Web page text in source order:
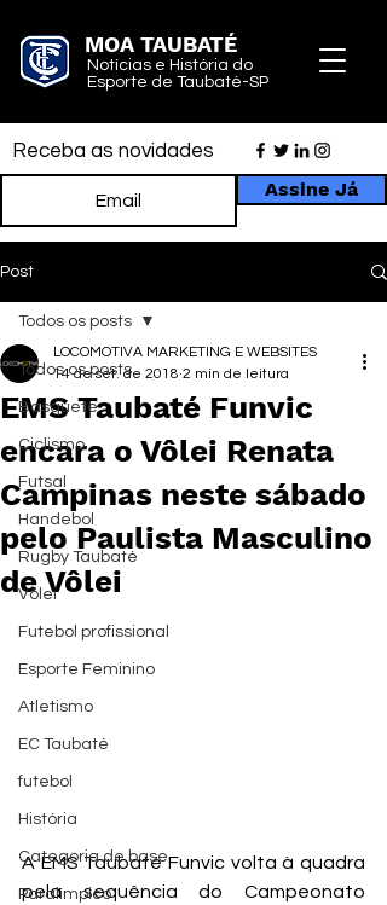
MOA TAUBATÉ
Notícias e História do
Esporte de Taubaté-SP
Receba as novidades
Assine Já
Post
Todos os posts
Basquete
Ciclismo
Futsal
Handebol
Rugby Taubaté
Vôlei
Futebol profissional
Esporte Feminino
Atletismo
EC Taubaté
futebol
História
Categoria de base
Paralímpico
Todos os posts
EMS Taubaté Funvic
encara o Vôlei Renata
Campinas neste sábado
pelo Paulista Masculino
de Vôlei
LOCOMOTIVA MARKETING E WEBSITES
14 de set. de 2018 2 min de leitura
A EMS Taubaté Funvic volta à quadra
pela sequência do Campeonato